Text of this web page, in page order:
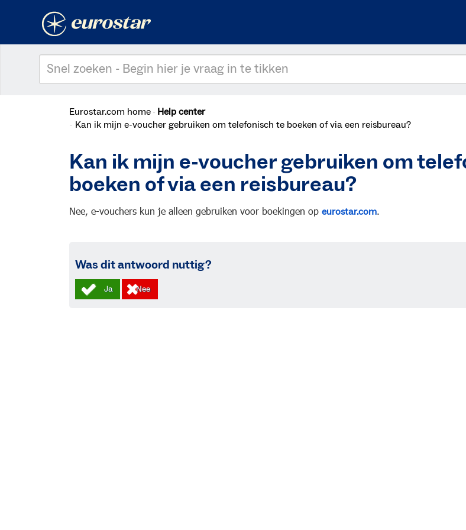
Eurostar.com home Help center
Kan ik mijn e-voucher gebruiken om telefonisch te boeken of via een reisbureau?
Kan ik mijn e-voucher gebruiken om
boeken of via een reisbureau?
Nee, e-vouchers kun je alleen gebruiken voor boekingen op eurostar.com.
Was dit antwoord nuttig?